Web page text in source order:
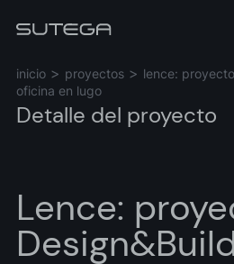
inicio proyectos
lence:
oficina en lugo
Detalle del proyecto
Lence:
Nombre*